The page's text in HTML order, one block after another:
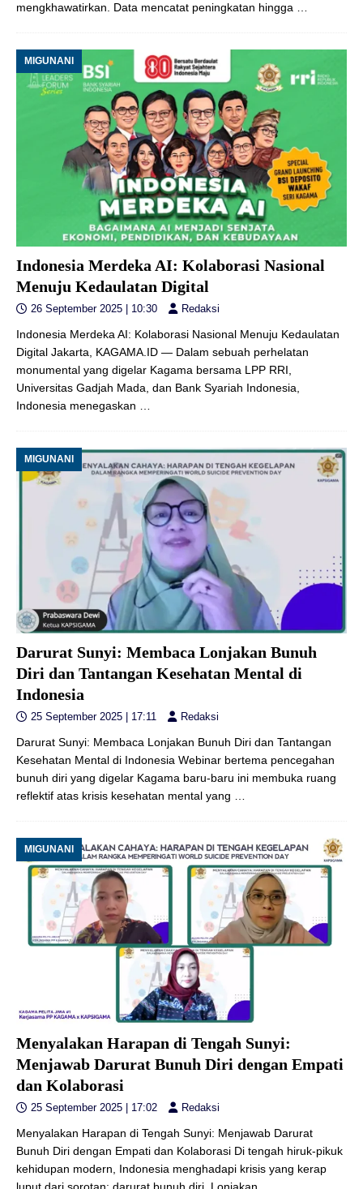
mengkhawatirkan. Data mencatat peningkatan hingga
MIGUNANI
Indonesia Merdeka AI: Kolaborasi Nasional
Menuju Kedaulatan Digital
26 September 2025 | 10:30 Redaksi
Indonesia Merdeka AI: Kolaborasi Nasional Menuju Kedaulatan
Digital Jakarta, KAGAMA.ID — Dalam sebuah perhelatan
monumental yang digelar Kagama bersama LPP RRI,
Universitas Gadjah Mada, dan Bank Syariah Indonesia,
Indonesia menegaskan
MIGUNANI
Darurat Sunyi: Membaca Lonjakan Bunuh
Diri dan Tantangan Kesehatan Mental di
Indonesia
25 September 2025 | 17:11 Redaksi
Darurat Sunyi: Membaca Lonjakan Bunuh Diri dan Tantangan
Kesehatan Mental di Indonesia Webinar bertema pencegahan
bunuh diri yang digelar Kagama baru-baru ini membuka ruang
reflektif atas krisis kesehatan mental yang …
MIGUNANI
Menyalakan Harapan di Tengah Sunyi:
Menjawab Darurat Bunuh Diri dengan Empati
dan Kolaborasi
25 September 2025 | 17:02 Redaksi
Menyalakan Harapan di Tengah Sunyi: Menjawab Darurat
Bunuh Diri dengan Empati dan Kolaborasi Di tengah hiruk-pikuk
kehidupan modern, Indonesia menghadapi krisis yang kerap
luput dari sorotan: darurat bunuh diri. Lonjakan